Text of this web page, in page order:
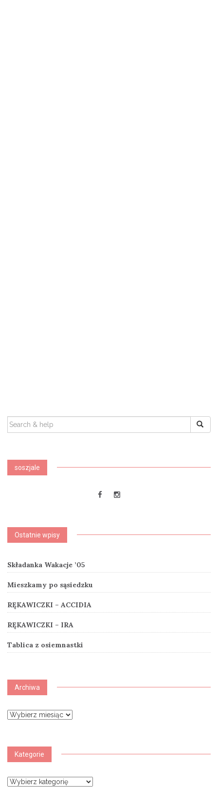
SEARCH
FOR:
soszjale
Ostatnie wpisy
Składanka Wakacje ’05
Mieszkamy po sąsiedzku
RĘKAWICZKI – ACCIDIA
RĘKAWICZKI – IRA
Tablica z osiemnastki
Archiwa
Archiwa
Kategorie
Kategorie